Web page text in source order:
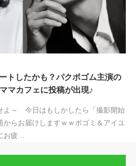
トしたかも？パクボゴム主演の
マカフェに投稿が出現♪
～ 今日はもしかしたら「撮影開始
からお届けしますｗｗボゴミ＆アイユ
お疲…